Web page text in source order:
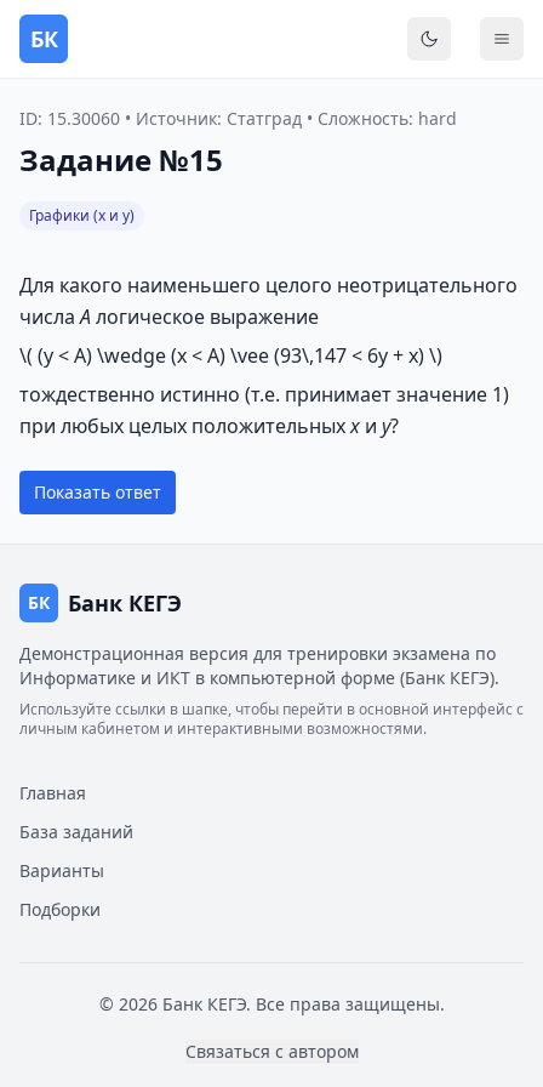
БК
ID: 15.30060 • Источник: Статград • Сложность: hard
Задание №15
Графики (x и y)
Для какого наименьшего целого неотрицательного
числаAлогическое выражение
\( (y < A) \wedge (x < A) \vee (93\,147 < 6y + x) \)
тождественно истинно (т.е. принимает значение 1)
при любых целых положительныхx и y?
Показать ответ
БК Банк КЕГЭ
Демонстрационная версия для тренировки экзамена по
Информатике и ИКТ в компьютерной форме (Банк КЕГЭ).
Используйте ссылки в шапке, чтобы перейти в основной интерфейс с
личным кабинетом и интерактивными возможностями.
Главная
База заданий
Варианты
Подборки
© 2026 Банк КЕГЭ. Все права защищены.
Связаться с автором